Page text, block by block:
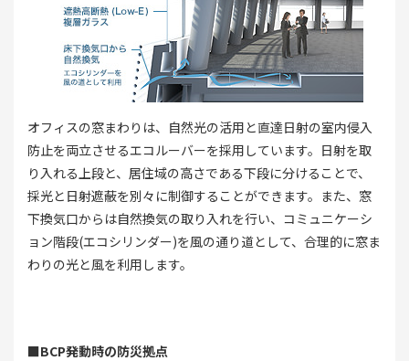
オフィスの窓まわりは、自然光の活用と直達日射の室内侵入
防止を両立させるエコルーバーを採用しています。日射を取
り入れる上段と、居住域の高さである下段に分けることで、
採光と日射遮蔽を別々に制御することができます。また、窓
下換気口からは自然換気の取り入れを行い、コミュニケーシ
ョン階段(エコシリンダー)を風の通り道として、合理的に窓ま
わりの光と風を利用します。
■BCP発動時の防災拠点